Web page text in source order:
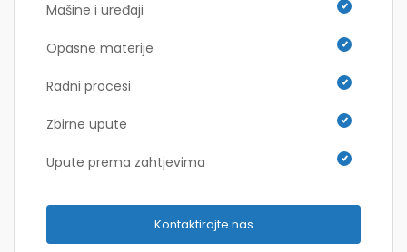
Mašine i uređaji
Opasne materije
Radni procesi
Zbirne upute
Upute prema zahtjevima
Kontaktirajte nas